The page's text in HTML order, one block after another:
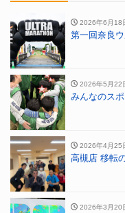
2026年6月18
第一回奈良
2026年5月22
みんなのス
2026年4月25
高槻店 移転
2026年3月20